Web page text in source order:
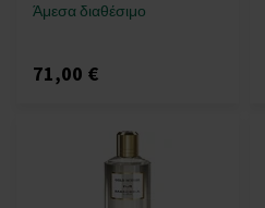
Άμεσα διαθέσιμο
71,00 €